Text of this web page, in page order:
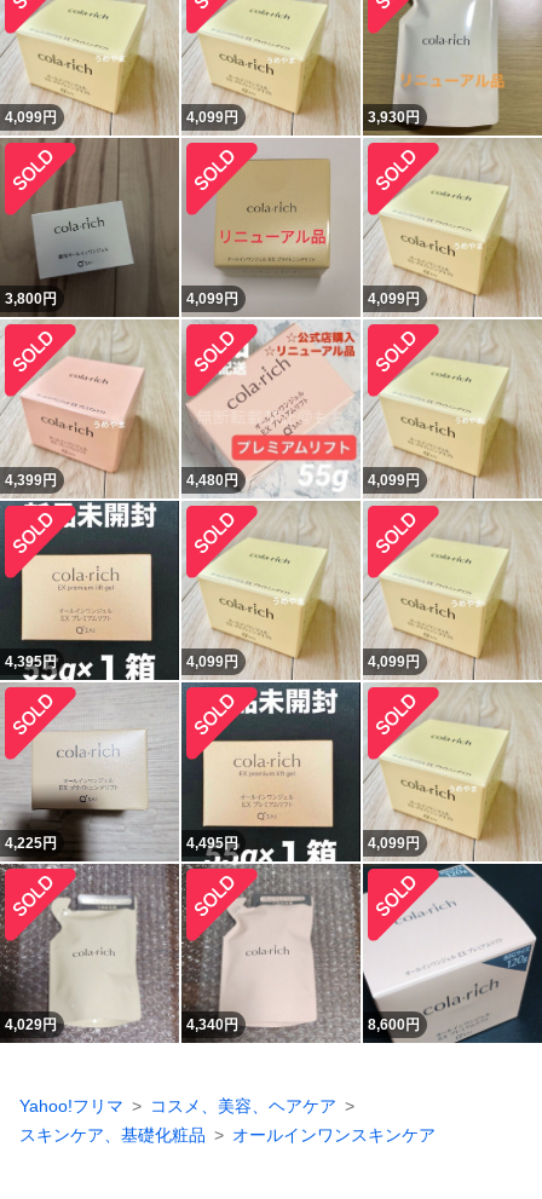
4,099円 4,099円 3,930円
3,800円 4,099円 4,099円
4,399円 4,480円 4,099円
4,395円 4,099円 4,099円
4,225円 4,495円 4,099円
4,029円 4,340円 8,600円
Yahoo!フリマ
コスメ、美容、ヘアケア
スキンケア、基礎化粧品
オールインワンスキンケア